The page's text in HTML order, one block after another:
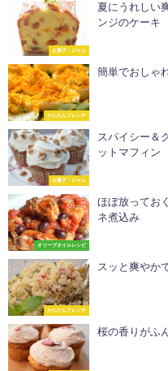
お菓子・ジャム
夏にうれしい
ンジのケーキ
かんたんフレンチ
簡単でおしゃ
お菓子・ジャム
スパイシー＆
ットマフィン
オリーブオイルレシピ
ほぼ放ってお
ネ煮込み
かんたんフレンチ
スッと爽やか
桜の香りがふ